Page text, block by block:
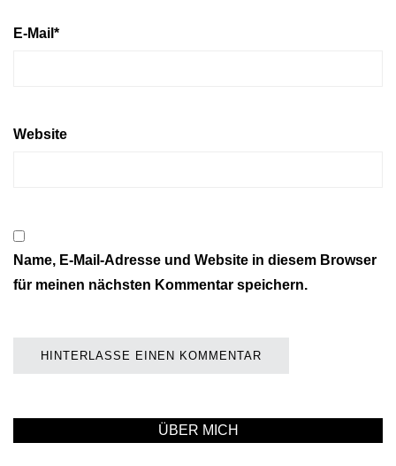
E-Mail *
Website
Name, E-Mail-Adresse und Website in diesem Browser
für meinen nächsten Kommentar speichern.
ÜBER MICH